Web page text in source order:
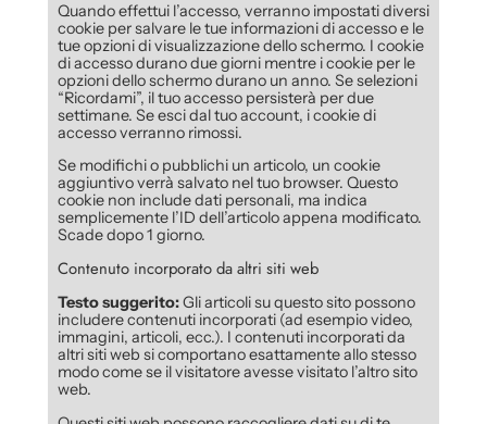
Quando effettui l’accesso, verranno impostati diversi
cookie per salvare le tue informazioni di accesso e le
tue opzioni di visualizzazione dello schermo. I cookie
di accesso durano due giorni mentre i cookie per le
opzioni dello schermo durano un anno. Se selezioni
“Ricordami”, il tuo accesso persisterà per due
settimane. Se esci dal tuo account, i cookie di
accesso verranno rimossi.
Se modifichi o pubblichi un articolo, un cookie
aggiuntivo verrà salvato nel tuo browser. Questo
cookie non include dati personali, ma indica
semplicemente l’ID dell’articolo appena modificato.
Scade dopo 1 giorno.
Contenuto incorporato da altri siti web
Testo suggerito:Gli articoli su questo sito possono
includere contenuti incorporati (ad esempio video,
immagini, articoli, ecc.). I contenuti incorporati da
altri siti web si comportano esattamente allo stesso
modo come se il visitatore avesse visitato l’altro sito
web.